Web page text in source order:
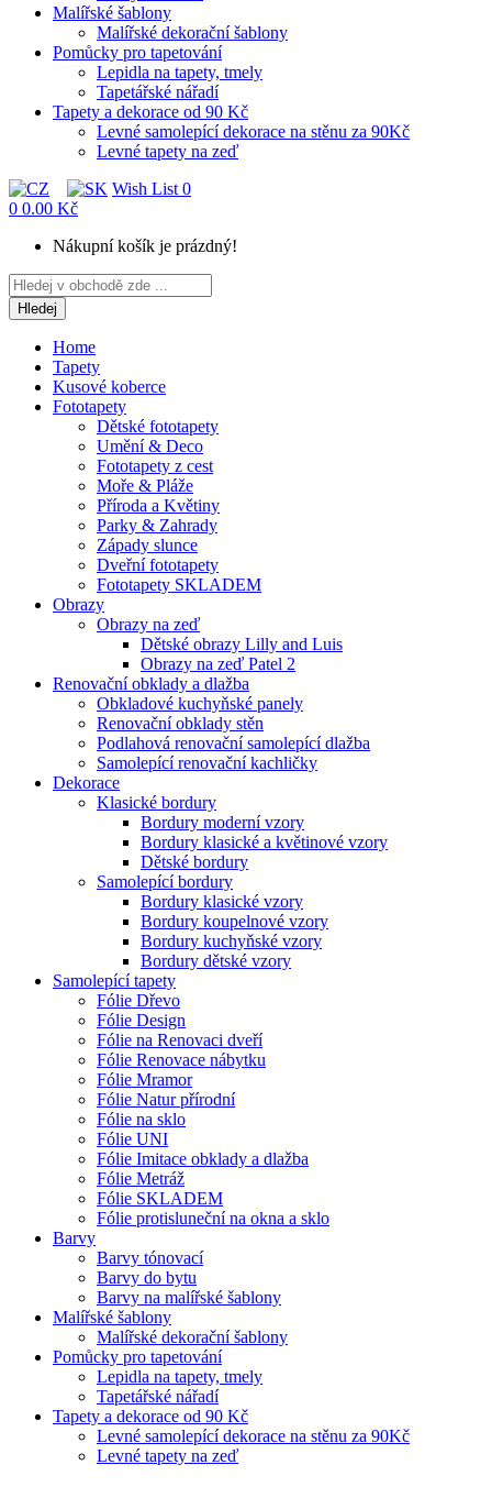
Malířské šablony
Malířské dekorační šablony
Pomůcky pro tapetování
Lepidla na tapety, tmely
Tapetářské nářadí
Tapety a dekorace od 90 Kč
Levné samolepící dekorace na stěnu za 90Kč
Levné tapety na zeď
Wish List 0
0 0.00 Kč
Nákupní košík je prázdný!
Hledej
Home
Tapety
Kusové koberce
Fototapety
Dětské fototapety
Umění & Deco
Fototapety z cest
Moře & Pláže
Příroda a Květiny
Parky & Zahrady
Západy slunce
Dveřní fototapety
Fototapety SKLADEM
Obrazy
Obrazy na zeď
Dětské obrazy Lilly and Luis
Obrazy na zeď Patel 2
Renovační obklady a dlažba
Obkladové kuchyňské panely
Renovační obklady stěn
Podlahová renovační samolepící dlažba
Samolepící renovační kachličky
Dekorace
Klasické bordury
Bordury moderní vzory
Bordury klasické a květinové vzory
Dětské bordury
Samolepící bordury
Bordury klasické vzory
Bordury koupelnové vzory
Bordury kuchyňské vzory
Bordury dětské vzory
Samolepící tapety
Fólie Dřevo
Fólie Design
Fólie na Renovaci dveří
Fólie Renovace nábytku
Fólie Mramor
Fólie Natur přírodní
Fólie na sklo
Fólie UNI
Fólie Imitace obklady a dlažba
Fólie Metráž
Fólie SKLADEM
Fólie protisluneční na okna a sklo
Barvy
Barvy tónovací
Barvy do bytu
Barvy na malířské šablony
Malířské šablony
Malířské dekorační šablony
Pomůcky pro tapetování
Lepidla na tapety, tmely
Tapetářské nářadí
Tapety a dekorace od 90 Kč
Levné samolepící dekorace na stěnu za 90Kč
Levné tapety na zeď